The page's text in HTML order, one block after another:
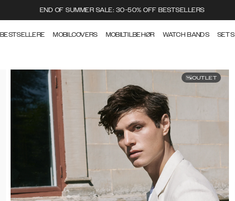
END OF SUMMER SALE: 30-50% OFF BESTSELLERS
BESTSELLERE MOBILCOVERS MOBILTILBEHØR WATCH BANDS SETS
OUTLET